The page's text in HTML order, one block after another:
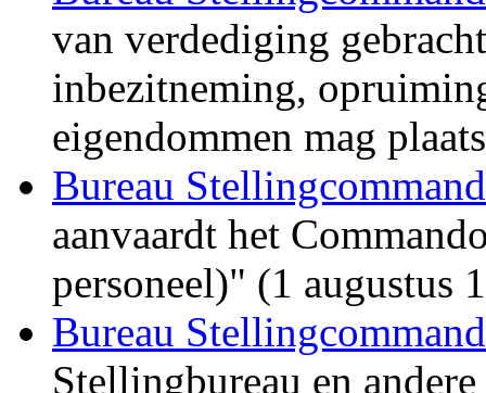
van verdediging
inbezitneming,
eigendommen mag
Bureau
aanvaardt het
personeel)" (1 augustus
Bureau
Stellingbureau en